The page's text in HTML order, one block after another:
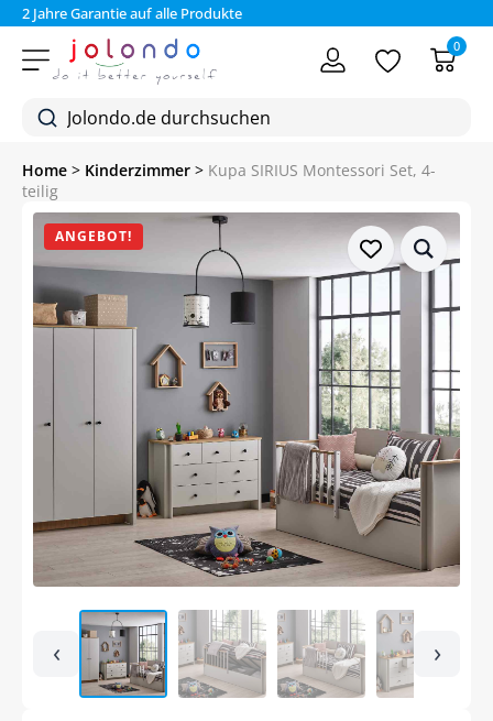
2 Jahre Garantie auf alle Produkte
0
Home > Kinderzimmer > Kupa SIRIUS Montessori Set, 4-
teilig
ANGEBOT!
‹ ›